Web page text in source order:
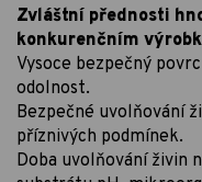
Zvláštní přednosti
konkurenčním
Vysoce bezpečný
odolnost.
Bezpečné uvolňování
příznivých podmínek.
Doba uvolňování živin